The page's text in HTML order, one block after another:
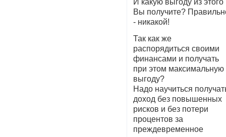
И какую выгоду из этого
Вы получите?
- никакой!
Так как же
распорядиться своими
финансами и получать
при этом максимальную
выгоду?
Надо научиться
доход без повышенных
рисков и без потери
процентов за
преждевременное